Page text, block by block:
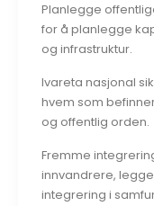
Planlegge
for å planlegge
og infrastruktur.
Ivareta nasjonal
hvem som
og offentlig orden.
Fremme
innvandrere,
integrering i